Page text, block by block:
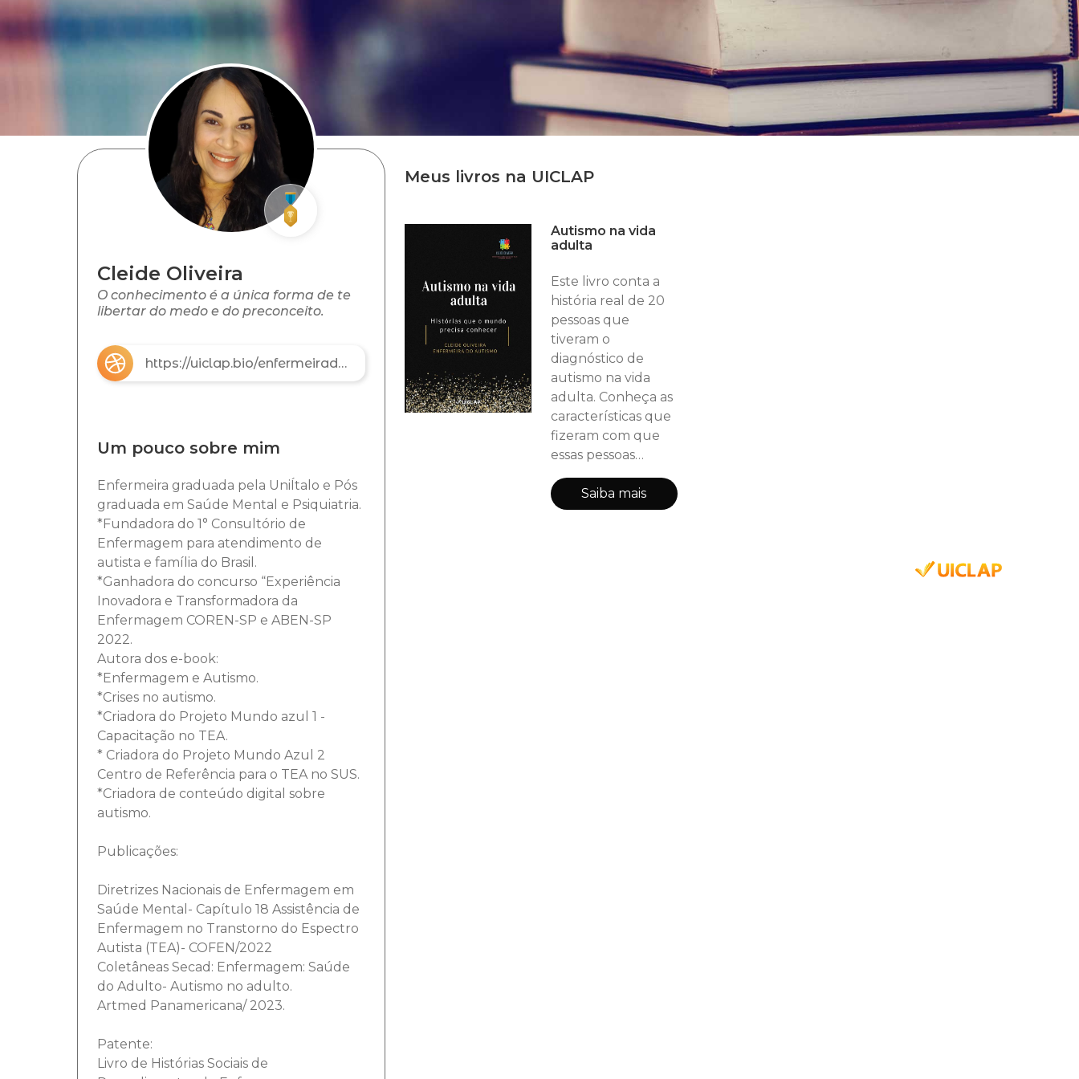
Cleide Oliveira
O conhecimento é a única forma de te
libertar do medo e do preconceito.
https://uiclap.bio/enfermeiradoautismo
Um pouco sobre mim
Enfermeira graduada pela UniÍtalo e Pós
graduada em Saúde Mental e Psiquiatria.
*Fundadora do 1° Consultório de
Enfermagem para atendimento de
autista e família do Brasil.
*Ganhadora do concurso “Experiência
Inovadora e Transformadora da
Enfermagem COREN-SP e ABEN-SP
2022.
Autora dos e-book:
*Enfermagem e Autismo.
*Crises no autismo.
*Criadora do Projeto Mundo azul 1 -
Capacitação no TEA.
* Criadora do Projeto Mundo Azul 2
Centro de Referência para o TEA no SUS.
*Criadora de conteúdo digital sobre
autismo.
Publicações:
Diretrizes Nacionais de Enfermagem em
Saúde Mental- Capítulo 18 Assistência de
Enfermagem no Transtorno do Espectro
Autista (TEA)- COFEN/2022
Coletâneas Secad: Enfermagem: Saúde
do Adulto- Autismo no adulto.
Artmed Panamericana/ 2023.
Patente:
Livro de Histórias Sociais de
Meus livros na UICLAP
Autismo na vida
adulta
Este livro conta a
história real de 20
pessoas que
tiveram o
diagnóstico de
autismo na vida
adulta. Conheça as
características que
fizeram com que
essas pessoas
recebessem o
diagnóstico. Suas
dificuldades na
Saiba mais